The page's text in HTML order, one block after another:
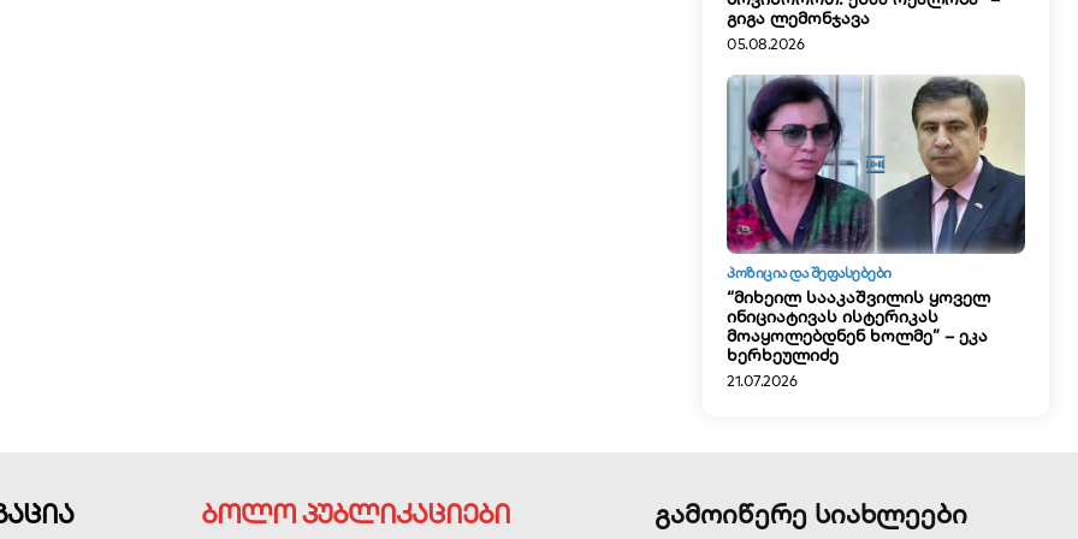
გიგა ლემონჯავა
05.08.2026
ᲞᲝᲖᲘᲪᲘᲐ ᲓᲐ ᲨᲔᲤᲐᲡᲔᲑᲔᲑᲘ
“მიხეილ სააკაშვილის ყოველ
ინიციატივას ისტერიკას
მოაყოლებდნენ ხოლმე” – ეკა
ხერხეულიძე
21.07.2026
ბოლო პუბლიკაციები გამოიწერე სიახლეები